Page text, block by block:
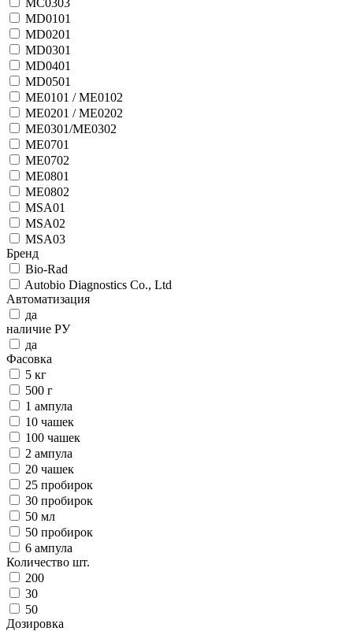
MD0101
MD0201
MD0301
MD0401
MD0501
ME0101 / ME0102
ME0201 / ME0202
ME0301/ME0302
ME0701
ME0702
ME0801
ME0802
MSA01
MSA02
MSA03
Бренд
Bio-Rad
Autobio Diagnostics Co., Ltd
Автоматизация
да
наличие РУ
да
Фасовка
5 кг
500 г
1 ампула
10 чашек
100 чашек
2 ампула
20 чашек
25 пробирок
30 пробирок
50 мл
50 пробирок
6 ампула
Количество шт.
200
30
50
Дозировка